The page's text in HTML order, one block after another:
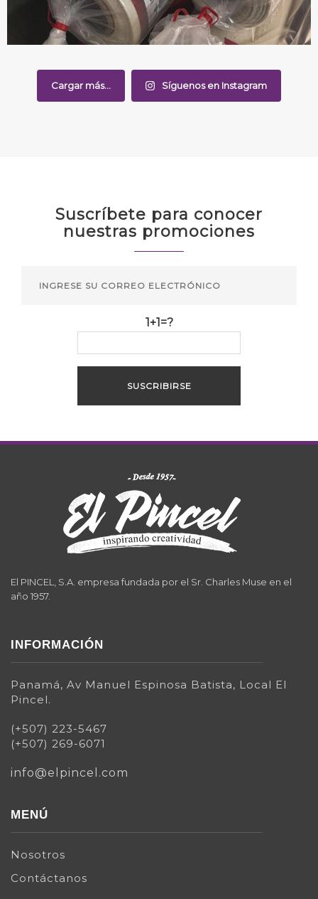
Cargar más... Síguenos en Instagram
Suscríbete para conocer
nuestras promociones
1+1=?
El PINCEL, S.A. empresa fundada por el Sr. Charles Muse en el
año 1957.
INFORMACIÓN
Panamá, Av Manuel Espinosa Batista, Local El
Pincel.
(+507) 223-5467
(+507) 269-6071
info@elpincel.com
MENÚ
Nosotros
Contáctanos